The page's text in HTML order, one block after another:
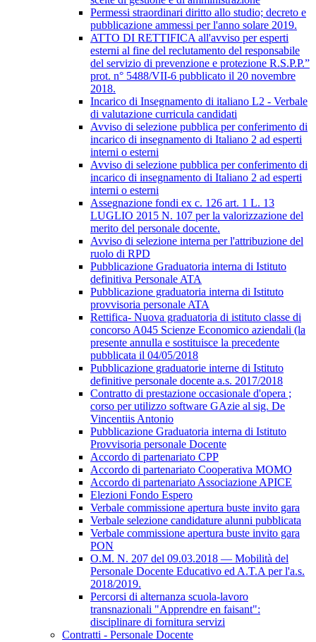
Permessi straordinari diritto allo studio; decreto e
pubblicazione ammessi per l'anno solare 2019.
ATTO DI RETTIFICA all'avviso per esperti
esterni al fine del reclutamento del responsabile
del servizio di prevenzione e protezione R.S.P.P.”
prot. n° 5488/VII-6 pubblicato il 20 novembre
2018.
Incarico di Insegnamento di italiano L2 - Verbale
di valutazione curricula candidati
Avviso di selezione pubblica per conferimento di
incarico di insegnamento di Italiano 2 ad esperti
interni o esterni
Avviso di selezione pubblica per conferimento di
incarico di insegnamento di Italiano 2 ad esperti
interni o esterni
Assegnazione fondi ex c. 126 art. 1 L. 13
LUGLIO 2015 N. 107 per la valorizzazione del
merito del personale docente.
Avviso di selezione interna per l'attribuzione del
ruolo di RPD
Pubblicazione Graduatoria interna di Istituto
definitiva Personale ATA
Pubblicazione graduatoria interna di Istituto
provvisoria personale ATA
Rettifica- Nuova graduatoria di istituto classe di
concorso A045 Scienze Economico aziendali (la
presente annulla e sostituisce la precedente
pubblicata il 04/05/2018
Pubblicazione graduatorie interne di Istituto
definitive personale docente a.s. 2017/2018
Contratto di prestazione occasionale d'opera ;
corso per utilizzo software GAzie al sig. De
Vincentiis Antonio
Pubblicazione Graduatoria interna di Istituto
Provvisoria personale Docente
Accordo di partenariato CPP
Accordo di partenariato Cooperativa MOMO
Accordo di partenariato Associazione APICE
Elezioni Fondo Espero
Verbale commissione apertura buste invito gara
Verbale selezione candidature alunni pubblicata
Verbale commissione apertura buste invito gara
PON
O.M. N. 207 del 09.03.2018 — Mobilità del
Personale Docente Educativo ed A.T.A per l'a.s.
2018/2019.
Percorsi di alternanza scuola-lavoro
transnazionali "Apprendre en faisant":
disciplinare di fornitura servizi
Contratti - Personale Docente